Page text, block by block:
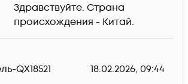
Здравствуйте. Страна
происхождения - Китай.
QX18521
18.02.2026, 09:44